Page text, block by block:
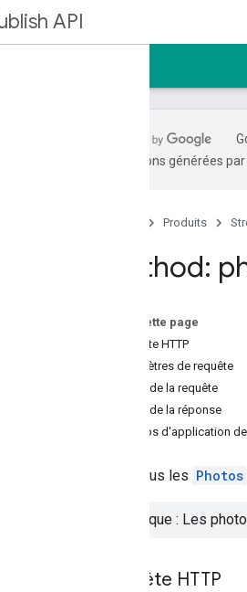
API
traductions générées
Produits
Method:
Sur cette page
Requête HTTP
Paramètres de requête
Corps de la requête
Corps de la réponse
Champs d'application
Liste tous les Photos
Remarque : Les
Requête HTTP